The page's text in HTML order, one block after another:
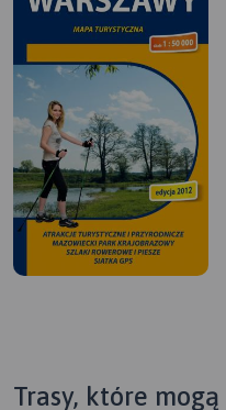
Trasy, które